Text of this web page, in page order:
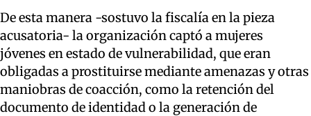
De esta manera -sostuvo la fiscalía en la pieza
acusatoria- la organización captó a mujeres
jóvenes en estado de vulnerabilidad, que eran
obligadas a prostituirse mediante amenazas y otras
maniobras de coacción, como la retención del
documento de identidad o la generación de